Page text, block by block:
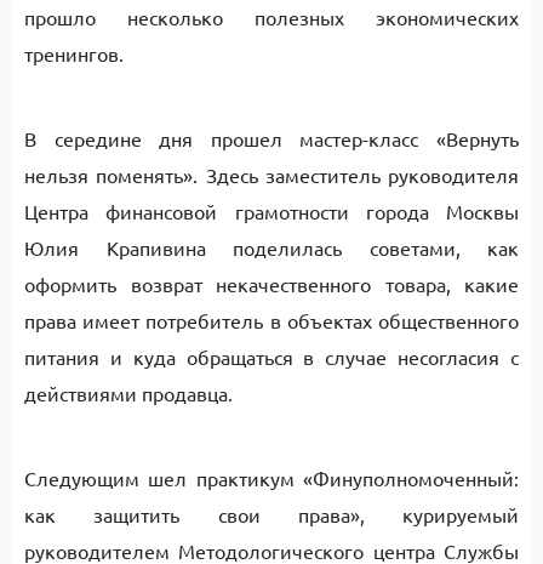
прошло несколько полезных экономических
тренингов.
В середине дня прошел мастер-класс «Вернуть
нельзя поменять». Здесь заместитель руководителя
Центра финансовой грамотности города Москвы
Юлия Крапивина поделилась советами, как
оформить возврат некачественного товара, какие
права имеет потребитель в объектах общественного
питания и куда обращаться в случае несогласия с
действиями продавца.
Следующим шел практикум «Финуполномоченный:
как защитить свои права», курируемый
руководителем Методологического центра Службы